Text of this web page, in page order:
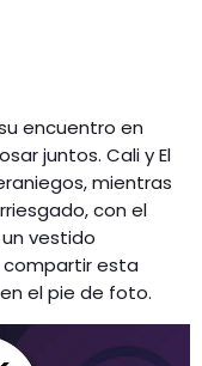
encuentro en
juntos. Cali y El
mientras
con el
vestido
esta
el pie de foto.